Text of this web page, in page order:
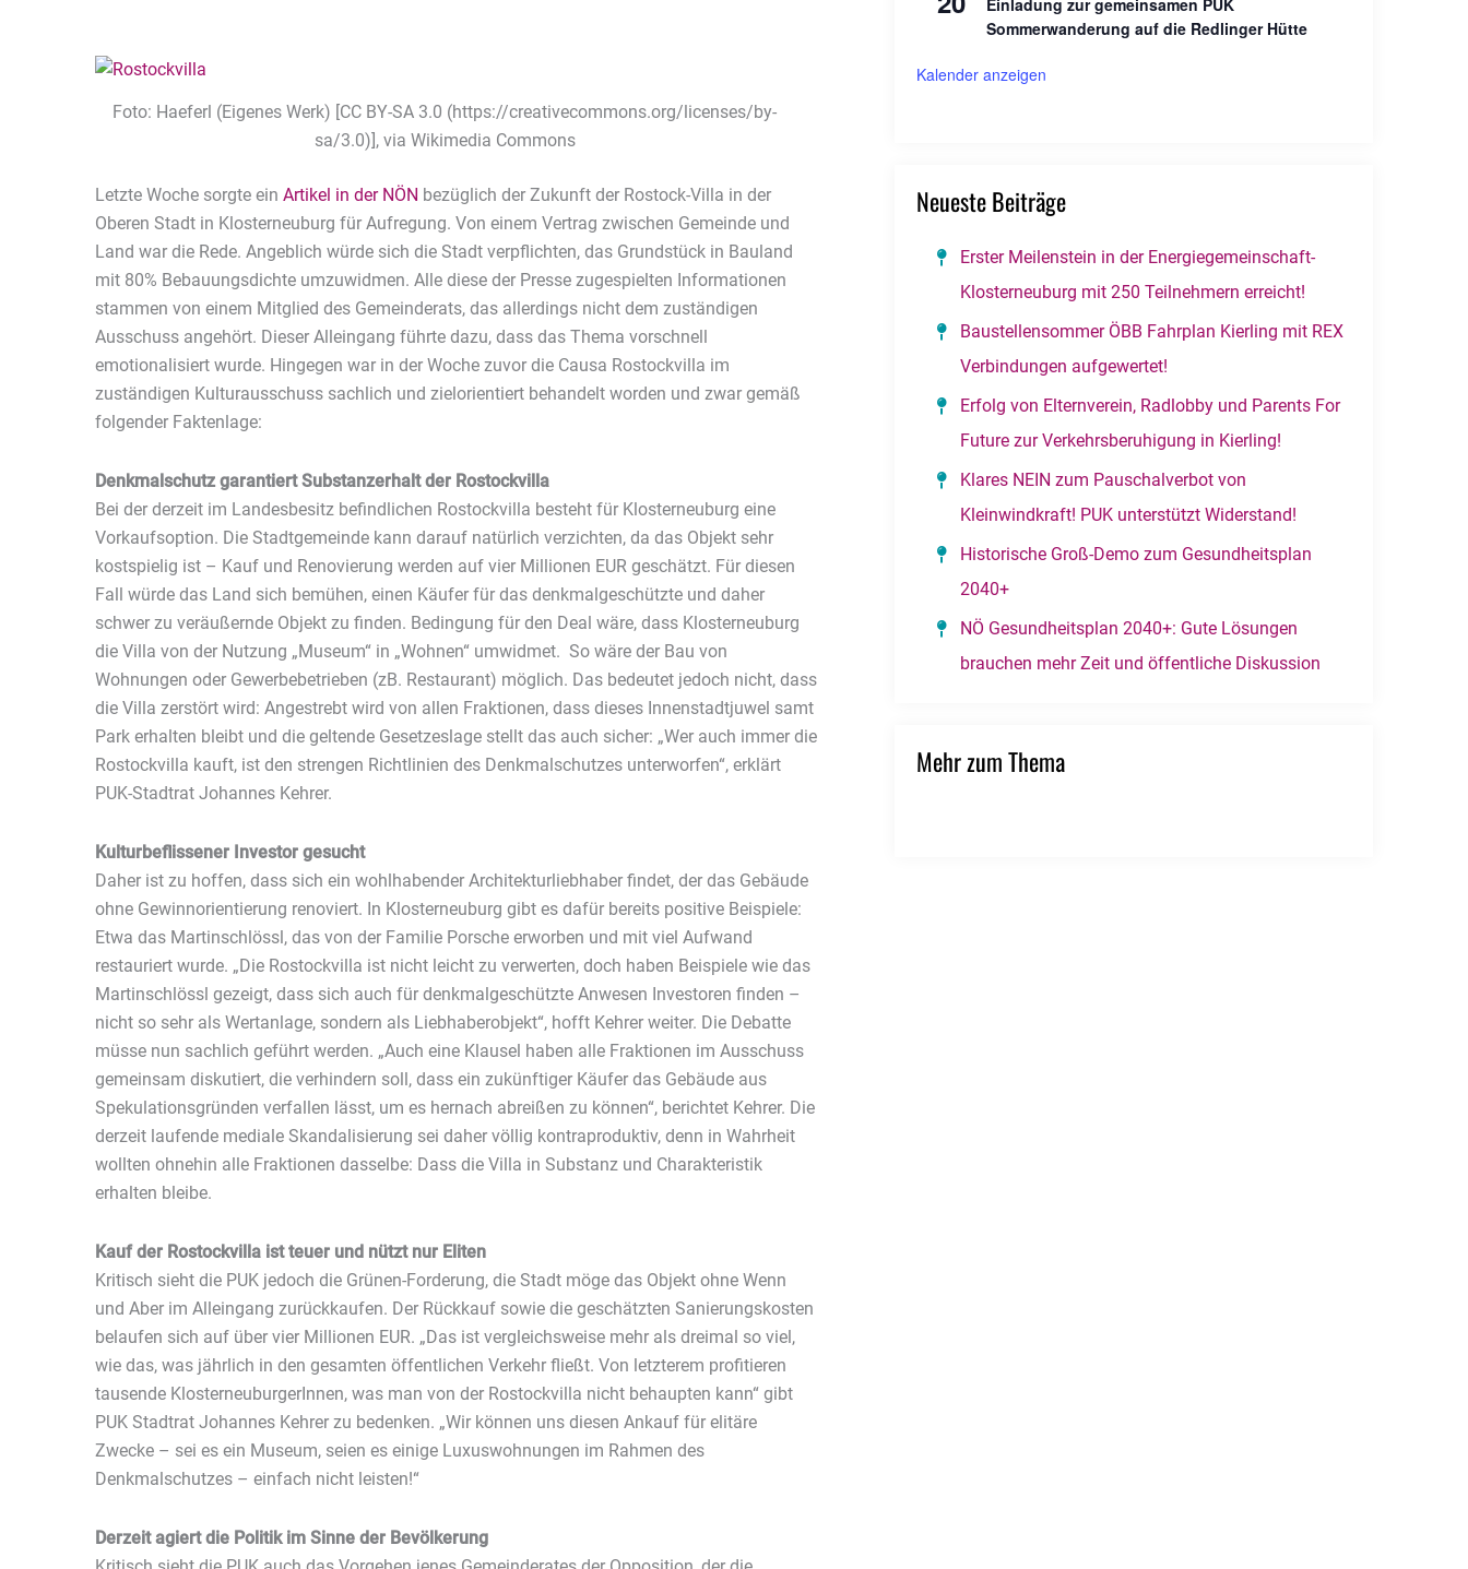
Foto: Haeferl (Eigenes Werk) [CC BY-SA 3.0 (https://creativecommons.org/licenses/by-
sa/3.0)], via Wikimedia Commons
Letzte Woche sorgte einArtikel in der NÖN bezüglich der Zukunft der Rostock-Villa in der
Oberen Stadt in Klosterneuburg für Aufregung. Von einem Vertrag zwischen Gemeinde und
Land war die Rede. Angeblich würde sich die Stadt verpflichten, das Grundstück in Bauland
mit 80% Bebauungsdichte umzuwidmen. Alle diese der Presse zugespielten Informationen
stammen von einem Mitglied des Gemeinderats, das allerdings nicht dem zuständigen
Ausschuss angehört. Dieser Alleingang führte dazu, dass das Thema vorschnell
emotionalisiert wurde. Hingegen war in der Woche zuvor die Causa Rostockvilla im
zuständigen Kulturausschuss sachlich und zielorientiert behandelt worden und zwar gemäß
folgender Faktenlage:
Denkmalschutz garantiert Substanzerhalt der Rostockvilla
Bei der derzeit im Landesbesitz befindlichen Rostockvilla besteht für Klosterneuburg eine
Vorkaufsoption. Die Stadtgemeinde kann darauf natürlich verzichten, da das Objekt sehr
kostspielig ist – Kauf und Renovierung werden auf vier Millionen EUR geschätzt. Für diesen
Fall würde das Land sich bemühen, einen Käufer für das denkmalgeschützte und daher
schwer zu veräußernde Objekt zu finden. Bedingung für den Deal wäre, dass Klosterneuburg
die Villa von der Nutzung „Museum“ in „Wohnen“ umwidmet. So wäre der Bau von
Wohnungen oder Gewerbebetrieben (zB. Restaurant) möglich. Das bedeutet jedoch nicht, dass
die Villa zerstört wird: Angestrebt wird von allen Fraktionen, dass dieses Innenstadtjuwel samt
Park erhalten bleibt und die geltende Gesetzeslage stellt das auch sicher: „Wer auch immer die
Rostockvilla kauft, ist den strengen Richtlinien des Denkmalschutzes unterworfen“, erklärt
PUK-Stadtrat Johannes Kehrer.
Kulturbeflissener Investor gesucht
Daher ist zu hoffen, dass sich ein wohlhabender Architekturliebhaber findet, der das Gebäude
ohne Gewinnorientierung renoviert. In Klosterneuburg gibt es dafür bereits positive Beispiele:
Etwa das Martinschlössl, das von der Familie Porsche erworben und mit viel Aufwand
restauriert wurde. „Die Rostockvilla ist nicht leicht zu verwerten, doch haben Beispiele wie das
Martinschlössl gezeigt, dass sich auch für denkmalgeschützte Anwesen Investoren finden –
nicht so sehr als Wertanlage, sondern als Liebhaberobjekt“, hofft Kehrer weiter. Die Debatte
müsse nun sachlich geführt werden. „Auch eine Klausel haben alle Fraktionen im Ausschuss
gemeinsam diskutiert, die verhindern soll, dass ein zukünftiger Käufer das Gebäude aus
Spekulationsgründen verfallen lässt, um es hernach abreißen zu können“, berichtet Kehrer. Die
derzeit laufende mediale Skandalisierung sei daher völlig kontraproduktiv, denn in Wahrheit
wollten ohnehin alle Fraktionen dasselbe: Dass die Villa in Substanz und Charakteristik
erhalten bleibe.
Kauf der Rostockvilla ist teuer und nützt nur Eliten
Kritisch sieht die PUK jedoch die Grünen-Forderung, die Stadt möge das Objekt ohne Wenn
und Aber im Alleingang zurückkaufen. Der Rückkauf sowie die geschätzten Sanierungskosten
belaufen sich auf über vier Millionen EUR. „Das ist vergleichsweise mehr als dreimal so viel,
wie das, was jährlich in den gesamten öffentlichen Verkehr fließt. Von letzterem profitieren
tausende KlosterneuburgerInnen, was man von der Rostockvilla nicht behaupten kann“ gibt
PUK Stadtrat Johannes Kehrer zu bedenken. „Wir können uns diesen Ankauf für elitäre
Zwecke – sei es ein Museum, seien es einige Luxuswohnungen im Rahmen des
Denkmalschutzes – einfach nicht leisten!“
Derzeit agiert die Politik im Sinne der Bevölkerung
Sommerwanderung auf die Redlinger Hütte
Kalender anzeigen
Neueste Beiträge
Erster Meilenstein in der Energiegemeinschaft-
Klosterneuburg mit 250 Teilnehmern erreicht!
Baustellensommer ÖBB Fahrplan Kierling mit REX
Verbindungen aufgewertet!
Erfolg von Elternverein, Radlobby und Parents For
Future zur Verkehrsberuhigung in Kierling!
Klares NEIN zum Pauschalverbot von
Kleinwindkraft! PUK unterstützt Widerstand!
Historische Groß-Demo zum Gesundheitsplan
2040+
NÖ Gesundheitsplan 2040+: Gute Lösungen
brauchen mehr Zeit und öffentliche Diskussion
Mehr zum Thema